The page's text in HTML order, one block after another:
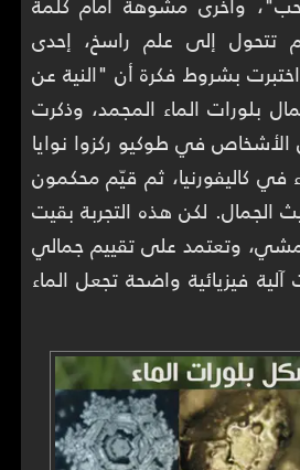
تتحول إلى علم راسخ، إحدى
بشروط فكرة أن "النية عن
بلورات الماء المجمد، وذكرت
في طوكيو ركزوا نوايا
في كاليفورنيا، ثم قيّم محكمون
الجمال. لكن هذه التجربة بقيت
وتعتمد على تقييم جمالي
فيزيائية واضحة تجعل الماء